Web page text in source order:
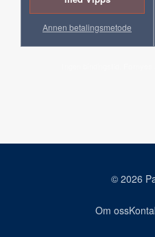
Annen betalingsmetode
© 2026
Om oss